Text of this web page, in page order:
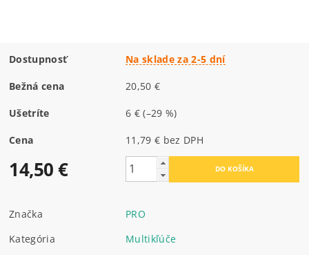
Dostupnosť Na sklade za 2-5 dní
Bežná cena 20,50 €
Ušetríte 6 €(–29 %)
Cena 11,79 € bez DPH
14,50 €
Značka
PRO
Kategória
Multikľúče